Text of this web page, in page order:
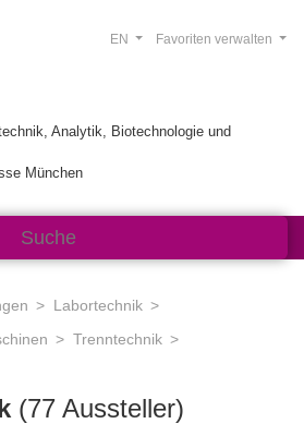
Analytik, Biotechnologie und
München
Favoriten verwalten
EN
Labortechnik
Trenntechnik
(77 Aussteller)